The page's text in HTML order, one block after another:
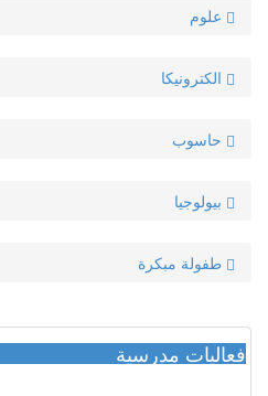
علوم
الكترونيكا
حاسوب
بيولوجيا
طفولة مبكرة
فعاليات مدرسية